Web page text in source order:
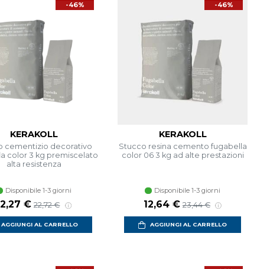
-46%
KERAKOLL
cementizio decorativo
color 3 kg premiscelato
alta resistenza
Disponibile 1-3 giorni
€ 22,72 €
AGGIUNGI AL CARRELLO
-46%
KERAKOLL
Stucco resina cemento fugabella
color 06 3 kg ad alte prestazioni
Disponibile 1-3 giorni
12,64 € 23,44 €
AGGIUNGI AL CARRELLO